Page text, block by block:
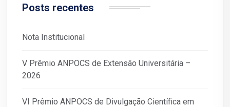
Posts recentes
Nota Institucional
V Prêmio ANPOCS de Extensão Universitária –
2026
VI Prêmio ANPOCS de Divulgação Científica em